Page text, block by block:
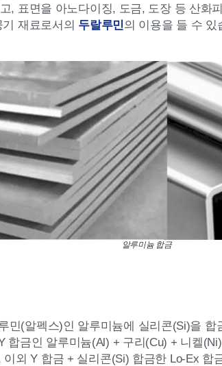
, 표면을 아노다이징, 도금, 도장 등 산화
재료로서의 두랄루민의 이용을 들 수 있
알루미늄 합금
민(알펙스)인 알루미늄에 실리콘(Si)을 합
합금인 알루미늄(Al) + 구리(Cu) + 니켈
외 Y 합금 + 실리콘(Si) 합금한 Lo-Ex 합